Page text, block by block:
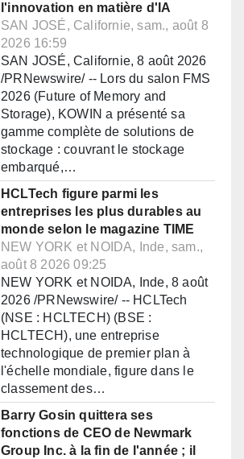
l'innovation en matière d'IA
SAN JOSÉ, Californie, sam., août 8
2026 16:59
SAN JOSÉ, Californie, 8 août 2026
/PRNewswire/ -- Lors du salon FMS
2026 (Future of Memory and
Storage), KOWIN a présenté sa
gamme complète de solutions de
stockage : couvrant le stockage
embarqué,…
HCLTech figure parmi les
entreprises les plus durables au
monde selon le magazine TIME
NEW YORK et NOIDA, Inde, sam.,
août 8 2026 09:25
NEW YORK et NOIDA, Inde, 8 août
2026 /PRNewswire/ -- HCLTech
(NSE : HCLTECH) (BSE :
HCLTECH), une entreprise
technologique de premier plan à
l'échelle mondiale, figure dans le
classement des…
Barry Gosin quittera ses
fonctions de CEO de Newmark
Group Inc. à la fin de l'année ; il